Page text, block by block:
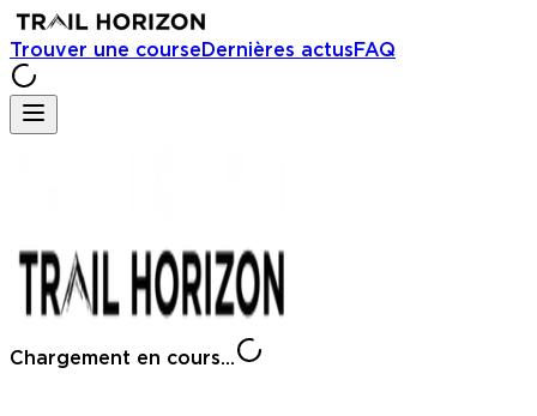
Trouver une courseDernières actusFAQ
Chargement en cours...